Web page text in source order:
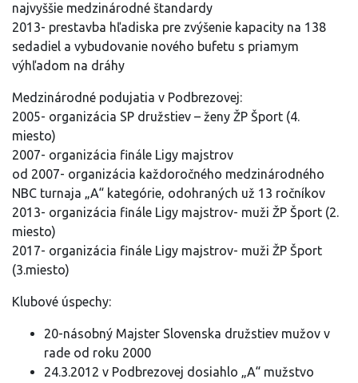
najvyššie medzinárodné štandardy
2013- prestavba hľadiska pre zvýšenie kapacity na 138
sedadiel a vybudovanie nového bufetu s priamym
výhľadom na dráhy
Medzinárodné podujatia v Podbrezovej:
2005- organizácia SP družstiev – ženy ŽP Šport (4.
miesto)
2007- organizácia finále Ligy majstrov
od 2007- organizácia každoročného medzinárodného
NBC turnaja „A“ kategórie, odohraných už 13 ročníkov
2013- organizácia finále Ligy majstrov- muži ŽP Šport (2.
miesto)
2017- organizácia finále Ligy majstrov- muži ŽP Šport
(3.miesto)
Klubové úspechy:
20-násobný Majster Slovenska družstiev mužov v
rade od roku 2000
24.3.2012 v Podbrezovej dosiahlo „A“ mužstvo